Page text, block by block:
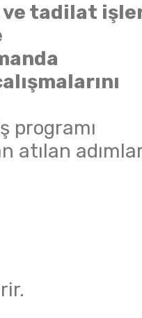
ve tadilat
programı
atılan